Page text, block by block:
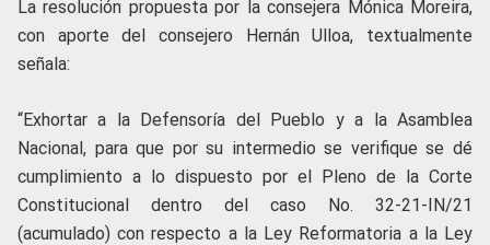
La resolución propuesta por la consejera Mónica Moreira,
con aporte del consejero Hernán Ulloa, textualmente
señala:
“Exhortar a la Defensoría del Pueblo y a la Asamblea
Nacional, para que por su intermedio se verifique se dé
cumplimiento a lo dispuesto por el Pleno de la Corte
Constitucional dentro del caso No. 32-21-IN/21
(acumulado) con respecto a la Ley Reformatoria a la Ley